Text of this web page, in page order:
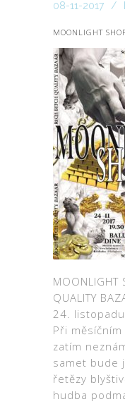
08-11-2017
MOONLIGHT
MOONLIGHT
QUALITY
24.
Při
zatím
samet bude
řetězy
hudba